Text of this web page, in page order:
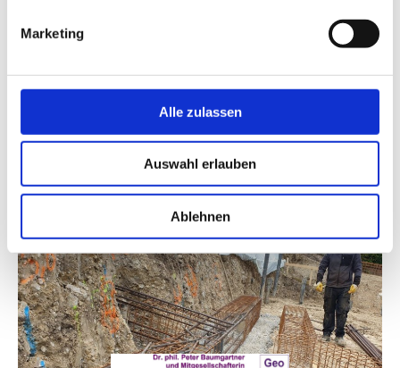
Marketing
Alle zulassen
Auswahl erlauben
Ablehnen